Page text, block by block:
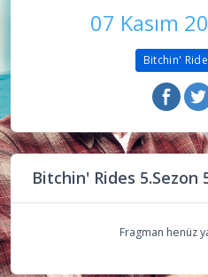
07 Kasım
Bitchin'
Bitchin' Rides 5.Sezon
Fragman henüz